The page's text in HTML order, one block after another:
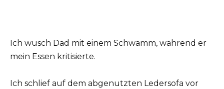
Ich wusch Dad mit einem Schwamm, während er
mein Essen kritisierte.
Ich schlief auf dem abgenutzten Ledersofa vor